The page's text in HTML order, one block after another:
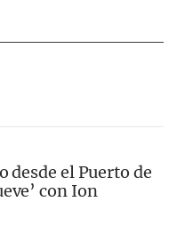
desde el Puerto de
con Ion